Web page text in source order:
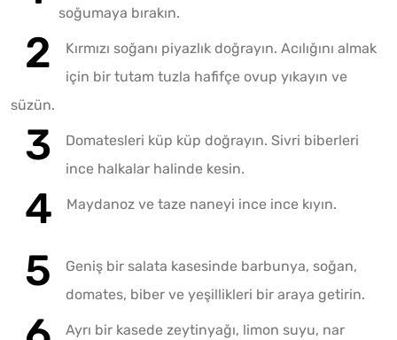
soğumaya bırakın.
Kırmızı soğanı piyazlık doğrayın. Acılığını almak
için bir tutam tuzla hafifçe ovup yıkayın ve
süzün.
Domatesleri küp küp doğrayın. Sivri biberleri
ince halkalar halinde kesin.
Maydanoz ve taze naneyi ince ince kıyın.
Geniş bir salata kasesinde barbunya, soğan,
domates, biber ve yeşillikleri bir araya getirin.
Ayrı bir kasede zeytinyağı, limon suyu, nar